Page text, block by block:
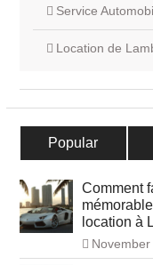
Service
Location de
Popular
Comment
location à